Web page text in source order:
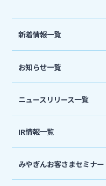
株主・投資家の皆さま
ニュースリリース一覧
採用情報
新着情報一覧
お知らせ一覧
ニュースリリース一覧
IR情報一覧
みやぎんお客さまセミナー